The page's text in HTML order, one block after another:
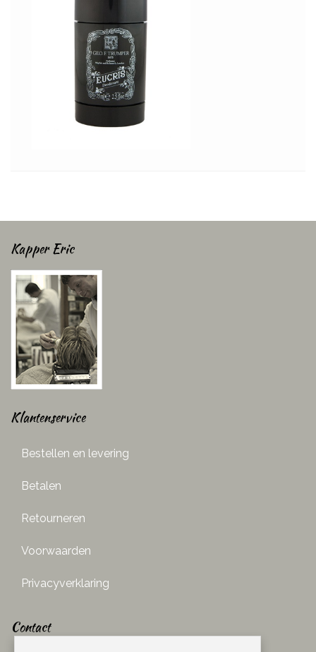
Kapper Eric
Klantenservice
Bestellen en levering
Betalen
Retourneren
Voorwaarden
Privacyverklaring
Contact